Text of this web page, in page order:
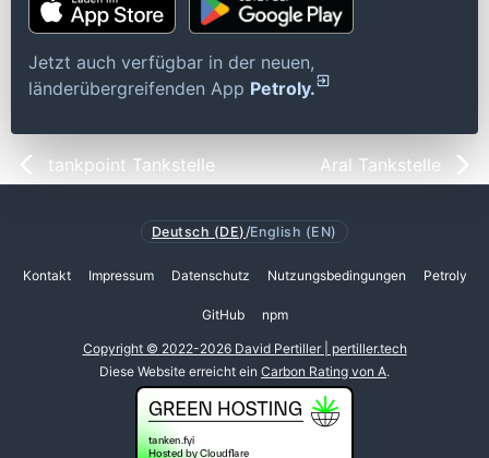
Jetzt auch verfügbar in der neuen,
länderübergreifenden App Petroly.
tankpoint Tankstelle Aral Tankstelle
Deutsch (DE) /English (EN)
Kontakt Impressum Datenschutz Nutzungsbedingungen Petroly
GitHub npm
Copyright © 2022-2026 David Pertiller | pertiller.tech
Diese Website erreicht ein Carbon Rating von A.